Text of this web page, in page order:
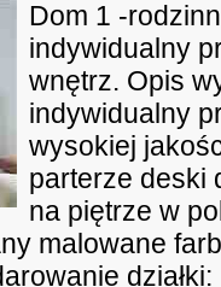
Dom 1 -
indywidualny
wnętrz. Opis
indywidualny
wysokiej
parterze deski
na piętrze w
malowane